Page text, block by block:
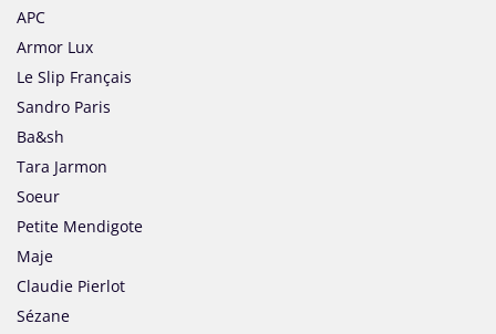
APC
Armor Lux
Le Slip Français
Sandro Paris
Ba&sh
Tara Jarmon
Soeur
Petite Mendigote
Maje
Claudie Pierlot
Sézane